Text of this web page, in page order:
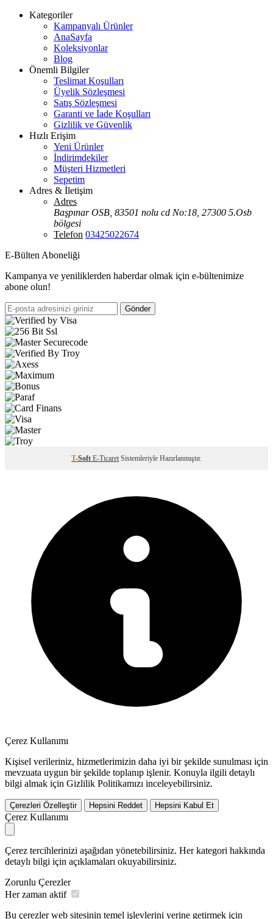
Kategoriler
Kampanyalı Ürünler
AnaSayfa
Koleksiyonlar
Blog
Önemli Bilgiler
Teslimat Koşulları
Üyelik Sözleşmesi
Satış Sözleşmesi
Garanti ve İade Koşulları
Gizlilik ve Güvenlik
Hızlı Erişim
Yeni Ürünler
İndirimdekiler
Müşteri Hizmetleri
Sepetim
Adres & İletişim
Adres
Başpınar OSB, 83501 nolu cd No:18, 27300 5.Osb
bölgesi
Telefon 03425022674
E-Bülten Aboneliği
Kampanya ve yeniliklerden haberdar olmak için e-bültenimize
abone olun!
Gönder
T-Soft E-Ticaret Sistemleriyle Hazırlanmıştır.
Çerez Kullanımı
Kişisel verileriniz, hizmetlerimizin daha iyi bir şekilde sunulması için
mevzuata uygun bir şekilde toplanıp işlenir. Konuyla ilgili detaylı
bilgi almak için Gizlilik Politikamızı inceleyebilirsiniz.
Çerezleri Özelleştir Hepsini Reddet Hepsini Kabul Et
Çerez Kullanımı
Çerez tercihlerinizi aşağıdan yönetebilirsiniz. Her kategori hakkında
detaylı bilgi için açıklamaları okuyabilirsiniz.
Zorunlu Çerezler
Her zaman aktif
Bu çerezler web sitesinin temel işlevlerini yerine getirmek için